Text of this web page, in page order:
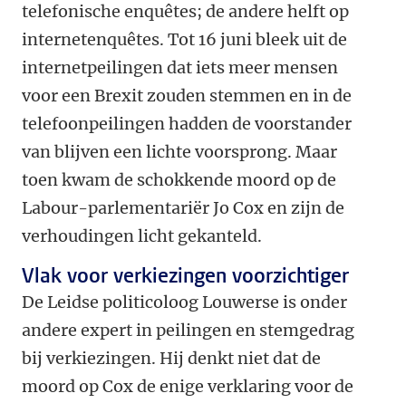
telefonische enquêtes; de andere helft op
internetenquêtes. Tot 16 juni bleek uit de
internetpeilingen dat iets meer mensen
voor een Brexit zouden stemmen en in de
telefoonpeilingen hadden de voorstander
van blijven een lichte voorsprong. Maar
toen kwam de schokkende moord op de
Labour-parlementariër Jo Cox en zijn de
verhoudingen licht gekanteld.
Vlak voor verkiezingen voorzichtiger
De Leidse politicoloog Louwerse is onder
andere expert in peilingen en stemgedrag
bij verkiezingen. Hij denkt niet dat de
moord op Cox de enige verklaring voor de